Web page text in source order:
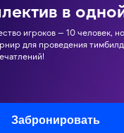
в
игроков — 10 человек,
для проведения
Забронировать